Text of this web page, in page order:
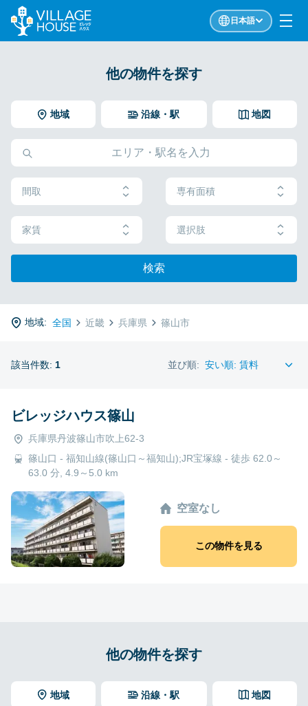
日本語
他の物件を探す
地域 地図
沿線・駅
間取 専有面積
家賃 選択肢
検索
地域: 全国 近畿 兵庫県 篠山市
該当件数: 1 並び順:
ビレッジハウス篠山
兵庫県丹波篠山市吹上62-3
篠山口 - 福知山線(篠山口～福知山);JR宝塚線 - 徒歩 62.0～
63.0 分, 4.9～5.0 km
空室なし
この物件を見る
他の物件を探す
地域 地図
沿線・駅